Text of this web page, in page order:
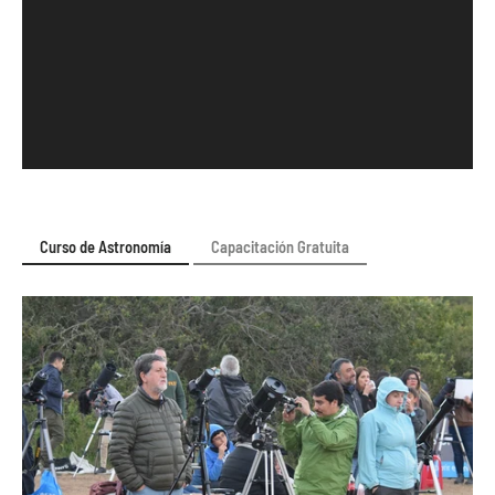
Curso de Astronomía Capacitación Gratuita